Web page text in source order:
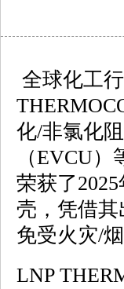
全球化工
化/非氯化
（EVCU
荣获了
壳，凭借
免受火灾/
LNP